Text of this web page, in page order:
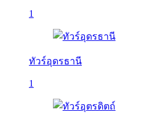
1
ทัวร์อุดรธานี
1